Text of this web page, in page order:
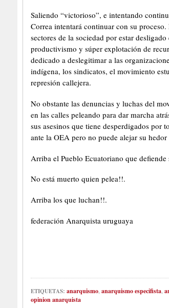
Saliendo “victorioso”, e intentando
Correa intentará continuar con su
sectores de la sociedad por estar
productivismo y súper explotación de
dedicado a deslegitimar a las
indígena, los sindicatos, el movimiento
represión callejera.
No obstante las denuncias y luchas del
en las calles peleando para dar marcha
sus asesinos que tiene desperdigados por
ante la OEA pero no puede alejar su
Arriba el Pueblo Ecuatoriano que
No está muerto quien pelea!!.
Arriba los que luchan!!.
federación Anarquista uruguaya
ETIQUETAS: anarquismo anarquismo especifista
opinion anarquista